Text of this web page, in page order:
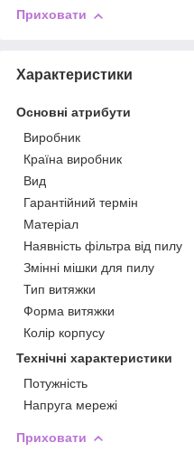
Приховати
Характеристики
Основні атрибути
Виробник
Країна виробник
Вид
Гарантійний термін
Матеріал
Наявність фільтра від пилу
Змінні мішки для пилу
Тип витяжки
Форма витяжки
Колір корпусу
Технічні характеристики
Потужність
Напруга мережі
Приховати